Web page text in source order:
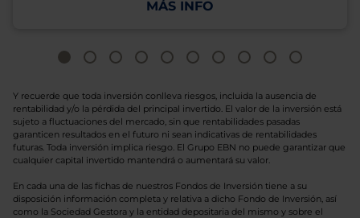
MÁS INFO
Y recuerde que toda inversión conlleva riesgos, incluida la ausencia de
rentabilidad y/o la pérdida del principal invertido. El valor de la inversión está
sujeto a fluctuaciones del mercado, sin que rentabilidades pasadas
garanticen resultados en el futuro ni sean indicativas de rentabilidades
futuras. Toda inversión implica riesgo. El Grupo EBN no puede garantizar que
cualquier capital invertido mantendrá o aumentará su valor.
En cada una de las fichas de nuestros Fondos de Inversión tiene a su
disposición información completa y relativa a dicho Fondo de Inversión, así
como la Sociedad Gestora y la entidad depositaria del mismo y sobre el